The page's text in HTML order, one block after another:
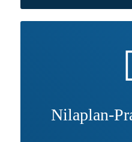
Nilaplan-